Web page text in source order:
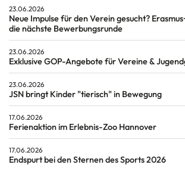
23.06.2026
Neue Impulse für den Verein gesucht?
die nächste Bewerbungsrunde
23.06.2026
Exklusive GOP-Angebote für Vereine &
23.06.2026
JSN bringt Kinder "tierisch" in Bewegung
17.06.2026
Ferienaktion im Erlebnis-Zoo Hannover
17.06.2026
Endspurt bei den Sternen des Sports 2026